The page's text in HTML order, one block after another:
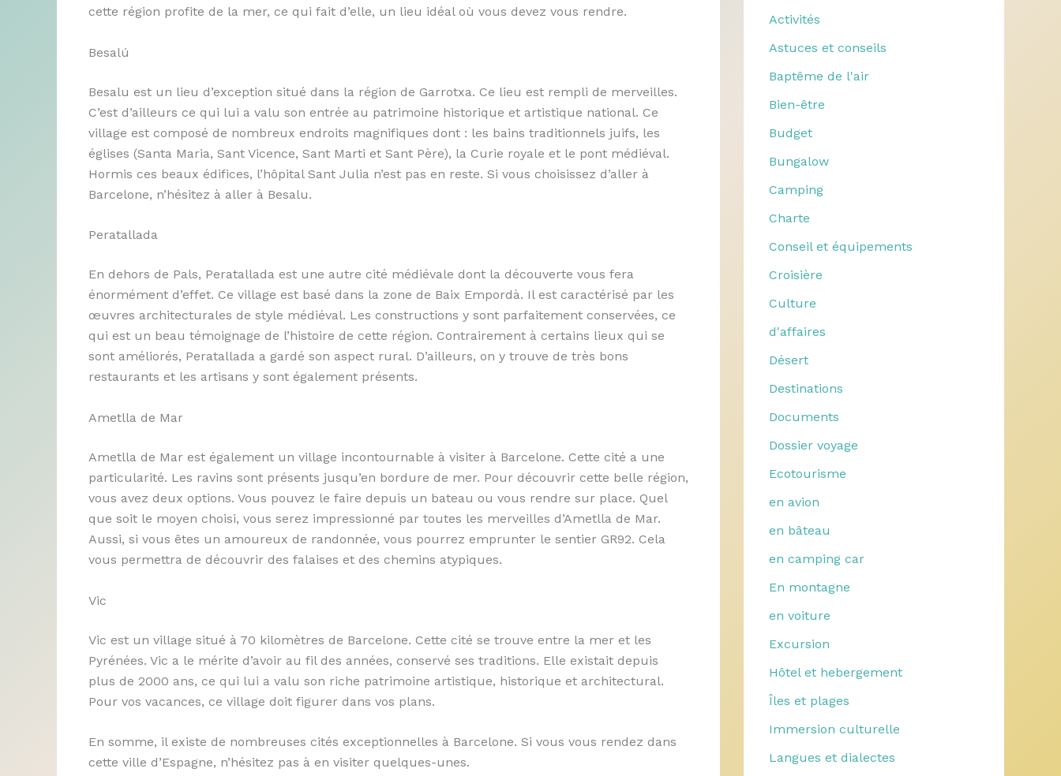
cette région profite de la mer, ce qui fait d’elle, un lieu idéal où vous devez vous rendre.
Besalú
Besalu est un lieu d’exception situé dans la région de Garrotxa. Ce lieu est rempli de merveilles.
C’est d’ailleurs ce qui lui a valu son entrée au patrimoine historique et artistique national. Ce
village est composé de nombreux endroits magnifiques dont : les bains traditionnels juifs, les
églises (Santa Maria, Sant Vicence, Sant Marti et Sant Père), la Curie royale et le pont médiéval.
Hormis ces beaux édifices, l’hôpital Sant Julia n’est pas en reste. Si vous choisissez d’aller à
Barcelone, n’hésitez à aller à Besalu.
Peratallada
En dehors de Pals, Peratallada est une autre cité médiévale dont la découverte vous fera
énormément d’effet. Ce village est basé dans la zone de Baix Empordà. Il est caractérisé par les
œuvres architecturales de style médiéval. Les constructions y sont parfaitement conservées, ce
qui est un beau témoignage de l’histoire de cette région. Contrairement à certains lieux qui se
sont améliorés, Peratallada a gardé son aspect rural. D’ailleurs, on y trouve de très bons
restaurants et les artisans y sont également présents.
Ametlla de Mar
Ametlla de Mar est également un village incontournable à visiter à Barcelone. Cette cité a une
particularité. Les ravins sont présents jusqu’en bordure de mer. Pour découvrir cette belle région,
vous avez deux options. Vous pouvez le faire depuis un bateau ou vous rendre sur place. Quel
que soit le moyen choisi, vous serez impressionné par toutes les merveilles d’Ametlla de Mar.
Aussi, si vous êtes un amoureux de randonnée, vous pourrez emprunter le sentier GR92. Cela
vous permettra de découvrir des falaises et des chemins atypiques.
Vic
Vic est un village situé à 70 kilomètres de Barcelone. Cette cité se trouve entre la mer et les
Pyrénées. Vic a le mérite d’avoir au fil des années, conservé ses traditions. Elle existait depuis
plus de 2000 ans, ce qui lui a valu son riche patrimoine artistique, historique et architectural.
Pour vos vacances, ce village doit figurer dans vos plans.
En somme, il existe de nombreuses cités exceptionnelles à Barcelone. Si vous vous rendez dans
cette ville d’Espagne, n’hésitez pas à en visiter quelques-unes.
Activités
Astuces et conseils
Baptême de l'air
Bien-être
Budget
Bungalow
Camping
Charte
Conseil et équipements
Croisière
Culture
d'affaires
Désert
Destinations
Documents
Dossier voyage
Ecotourisme
en avion
en bâteau
en camping car
En montagne
en voiture
Excursion
Hôtel et hebergement
Îles et plages
Immersion culturelle
Langues et dialectes